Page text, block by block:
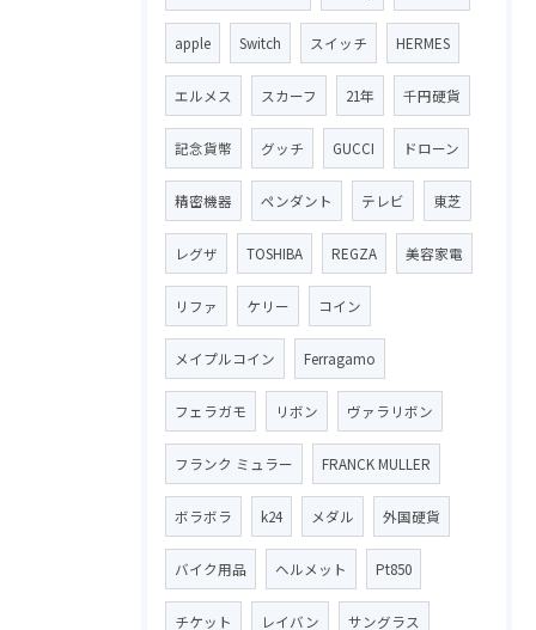
apple Switch スイッチ HERMES
エルメス スカーフ 21年 千円硬貨
記念貨幣 グッチ GUCCI ドローン
精密機器 ペンダント テレビ 東芝
レグザ TOSHIBA REGZA 美容家電
リファ ケリー コイン
メイプルコイン Ferragamo
フェラガモ リボン ヴァラリボン
フランク ミュラー FRANCK MULLER
ボラボラ k24 メダル 外国硬貨
バイク用品 ヘルメット Pt850
チケット レイバン サングラス